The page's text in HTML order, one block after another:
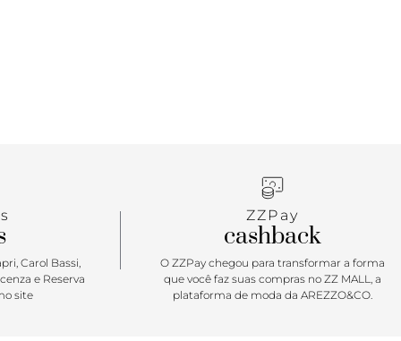
Carol Bassi,
e Reserva
site
ZZPay
cashback
O ZZPay chegou para transformar a forma
que você faz suas compras no ZZ MALL, a
plataforma de moda da AREZZO&CO.